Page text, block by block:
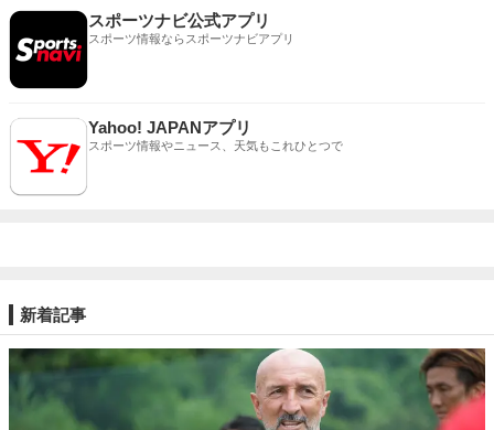
スポーツナビ公式アプリ
スポーツ情報ならスポーツナビアプリ
Yahoo! JAPANアプリ
スポーツ情報やニュース、天気もこれひとつで
新着記事